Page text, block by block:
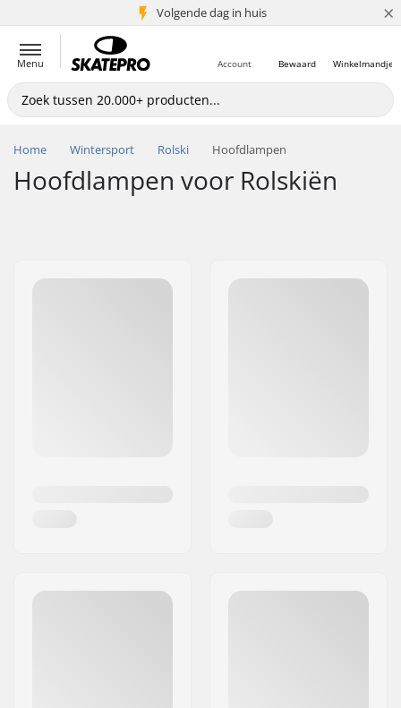
Volgende dag in huis
5+ mln. klanten ×
Menu Winkelmandje
Bewaard
Account
Home Wintersport Rolski Hoofdlampen
Hoofdlampen voor Rolskiën